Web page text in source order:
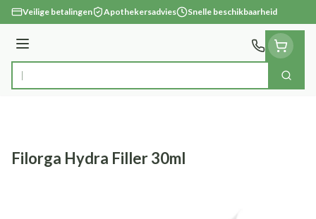
Ga naar de inhoud
Veilige betalingen Apothekersadvies Snelle beschikbaarheid
Menu
Product, merk, categorie... Zoek
Filorga Hydra Filler 30ml